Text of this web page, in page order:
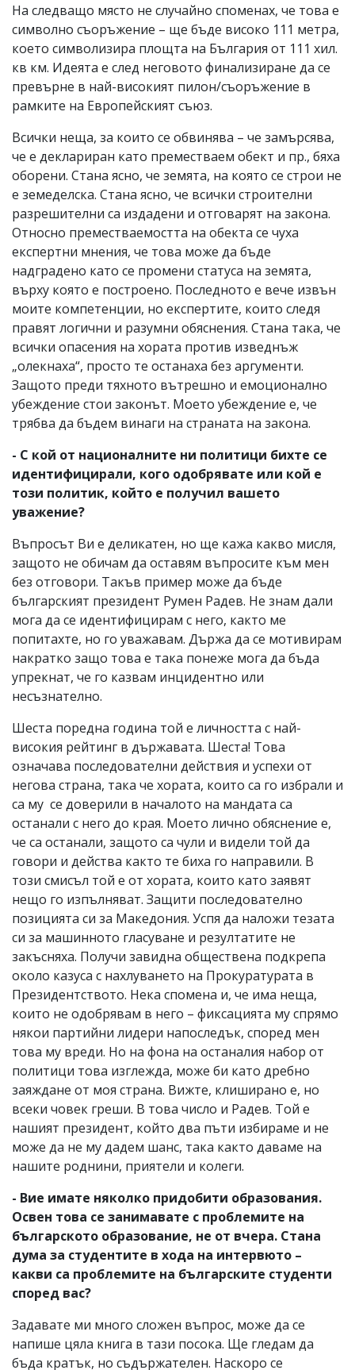
На следващо място не случайно споменах, че това е
символно съоръжение – ще бъде високо 111 метра,
което символизира площта на България от 111 хил.
кв км. Идеята е след неговото финализиране да се
превърне в най-високият пилон/съоръжение в
рамките на Европейският съюз.
Всички неща, за които се обвинява – че замърсява,
че е деклариран като преместваем обект и пр., бяха
оборени. Стана ясно, че земята, на която се строи не
е земеделска. Стана ясно, че всички строителни
разрешителни са издадени и отговарят на закона.
Относно преместваемостта на обекта се чуха
експертни мнения, че това може да бъде
надградено като се промени статуса на земята,
върху която е построено. Последното е вече извън
моите компетенции, но експертите, които следя
правят логични и разумни обяснения. Стана така, че
всички опасения на хората против изведнъж
„олекнаха“, просто те останаха без аргументи.
Защото преди тяхното вътрешно и емоционално
убеждение стои законът. Моето убеждение е, че
трябва да бъдем винаги на страната на закона.
- С кой от националните ни политици бихте се
идентифицирали, кого одобрявате или кой е
този политик, който е получил вашето
уважение?
Въпросът Ви е деликатен, но ще кажа какво мисля,
защото не обичам да оставям въпросите към мен
без отговори. Такъв пример може да бъде
българският президент Румен Радев. Не знам дали
мога да се идентифицирам с него, както ме
попитахте, но го уважавам. Държа да се мотивирам
накратко защо това е така понеже мога да бъда
упрекнат, че го казвам инцидентно или
несъзнателно.
Шеста поредна година той е личността с най-
високия рейтинг в държавата. Шеста! Това
означава последователни действия и успехи от
негова страна, така че хората, които са го избрали и
са му се доверили в началото на мандата са
останали с него до края. Моето лично обяснение е,
че са останали, защото са чули и видели той да
говори и действа както те биха го направили. В
този смисъл той е от хората, които като заявят
нещо го изпълняват. Защити последователно
позицията си за Македония. Успя да наложи тезата
си за машинното гласуване и резултатите не
закъсняха. Получи завидна обществена подкрепа
около казуса с нахлуването на Прокуратурата в
Президентството. Нека спомена и, че има неща,
които не одобрявам в него – фиксацията му спрямо
някои партийни лидери напоследък, според мен
това му вреди. Но на фона на останалия набор от
политици това изглежда, може би като дребно
заяждане от моя страна. Вижте, клиширано е, но
всеки човек греши. В това число и Радев. Той е
нашият президент, който два пъти избираме и не
може да не му дадем шанс, така както даваме на
нашите роднини, приятели и колеги.
- Вие имате няколко придобити образования.
Освен това се занимавате с проблемите на
българското образование, не от вчера. Стана
дума за студентите в хода на интервюто –
какви са проблемите на българските студенти
според вас?
Задавате ми много сложен въпрос, може да се
напише цяла книга в тази посока. Ще гледам да
бъда кратък, но съдържателен. Наскоро се